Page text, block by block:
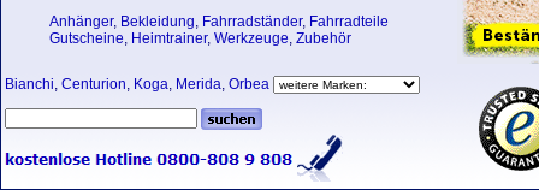
Anhänger, Bekleidung, Fahrradständer, Fahrradteile
Gutscheine, Heimtrainer, Werkzeuge, Zubehör
Bianchi, Centurion, Koga, Merida, Orbea